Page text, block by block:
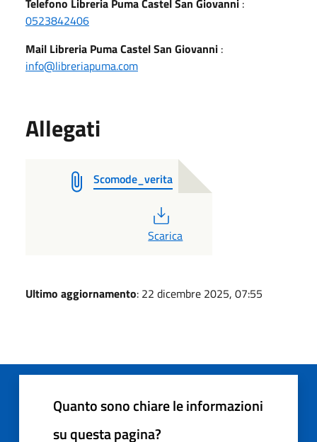
0523842406
Mail Libreria Puma Castel San Giovanni :
info@libreriapuma.com
Allegati
Scomode_verita
PDF
Scarica
Ultimo aggiornamento: 22 dicembre 2025, 07:55
Quanto sono chiare le informazioni
su questa pagina?